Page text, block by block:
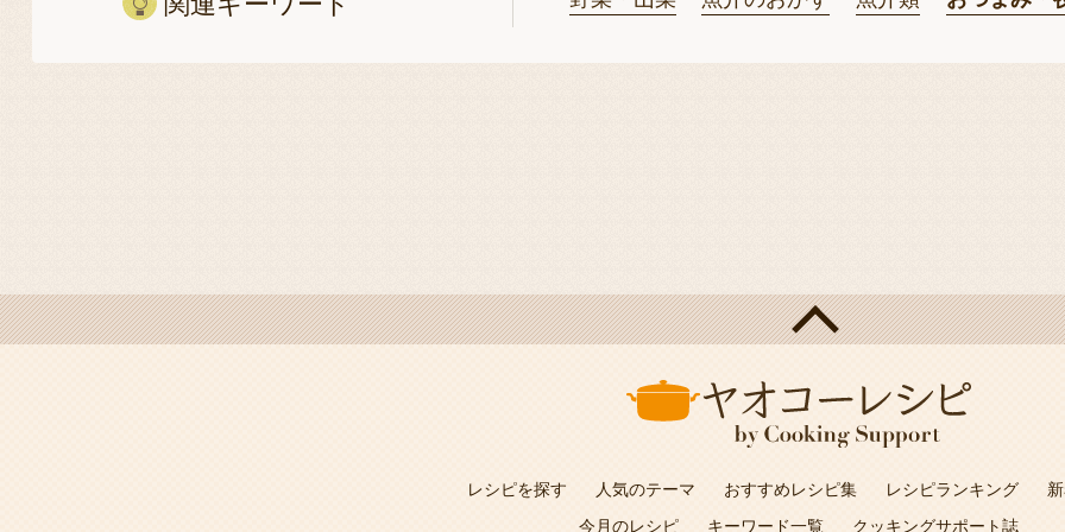
レシピを探す 人気のテーマ おすすめレシピ集 レシピランキング
今月のレシピ
キーワード一覧 クッキングサポート誌